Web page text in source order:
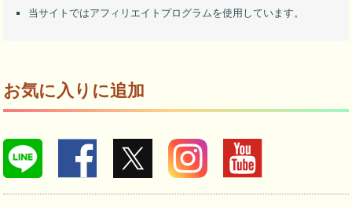
当サイトではアフィリエイトプログラムを使用しています。
お気に入りに追加